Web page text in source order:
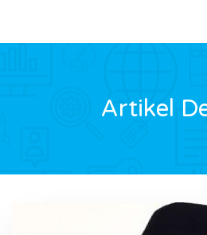
Artikel